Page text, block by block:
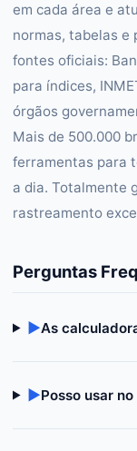
em cada área e
normas, tabelas e
fontes oficiais:
para índices,
órgãos
Mais de 500.000
ferramentas para
a dia. Totalmente
rastreamento
Perguntas
▶As
▶Posso usar